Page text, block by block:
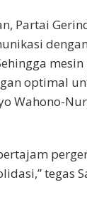
Partai
optimal
Wahono-
tegas